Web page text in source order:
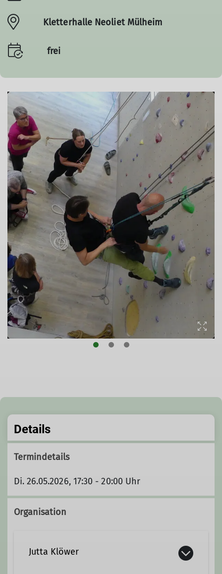
Kletterhalle Neoliet Mülheim
frei
© Ulrike Impelmann
Details
Termindetails
Di. 26.05.2026, 17:30 - 20:00 Uhr
Organisation
Jutta Klöwer